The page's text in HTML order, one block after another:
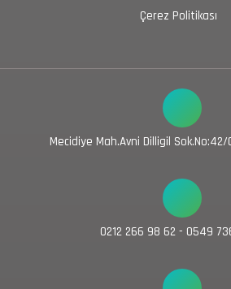
Çerez Politikası
Mecidiye Mah.Avni Dilligil Sok.No:42/
0212 266 98 62 - 0549